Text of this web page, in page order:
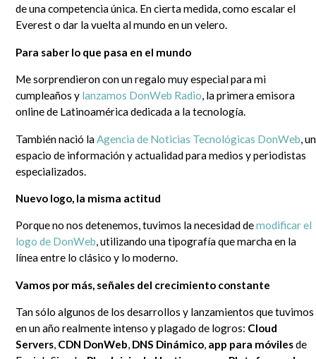
de una competencia única. En cierta medida, como escalar el
Everest o dar la vuelta al mundo en un velero.
Para saber lo que pasa en el mundo
Me sorprendieron con un regalo muy especial para mi
cumpleaños y lanzamos DonWeb Radio, la primera emisora
online de Latinoamérica dedicada a la tecnología.
También nació la Agencia de Noticias Tecnológicas DonWeb , un
espacio de información y actualidad para medios y periodistas
especializados.
Nuevo logo, la misma actitud
Porque no nos detenemos, tuvimos la necesidad demodificar el
logo de DonWeb, utilizando una tipografía que marcha en la
línea entre lo clásico y lo moderno.
Vamos por más, señales del crecimiento constante
Tan sólo algunos de los desarrollos y lanzamientos que tuvimos
en un año realmente intenso y plagado de logros: Cloud
Servers, CDN DonWeb, DNS Dinámico, app para móvilesde